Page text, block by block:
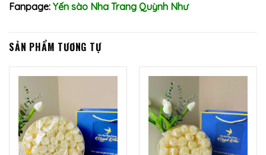
Fanpage: Yến sào Nha Trang Quỳnh Như
SẢN PHẨM TƯƠNG TỰ